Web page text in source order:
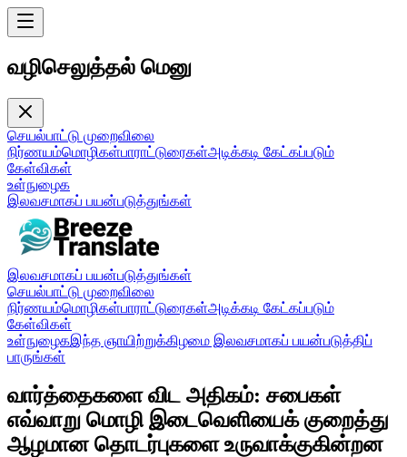
வழிசெலுத்தல் மெனு
செயல்பாட்டு முறைவிலை
நிர்ணயம்மொழிகள்பாராட்டுரைகள்அடிக்கடி கேட்கப்படும்
கேள்விகள்
உள்நுழைக
இலவசமாகப் பயன்படுத்துங்கள்
இலவசமாகப் பயன்படுத்துங்கள்
செயல்பாட்டு முறைவிலை
நிர்ணயம்மொழிகள்பாராட்டுரைகள்அடிக்கடி கேட்கப்படும்
கேள்விகள்
உள்நுழைகஇந்த ஞாயிற்றுக்கிழமை இலவசமாகப் பயன்படுத்திப்
பாருங்கள்
வார்த்தைகளை விட அதிகம்: சபைகள்
எவ்வாறு மொழி இடைவெளியைக் குறைத்து
ஆழமான தொடர்புகளை உருவாக்குகின்றன